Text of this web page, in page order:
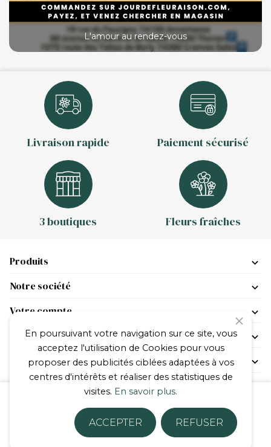
L'amour au rendez-vous
Livraison rapide Paiement sécurisé
3 boutiques Fleurs fraîches
Produits
Notre société
Votre compte
Conditions
JOUR DE FLEURAISON
En poursuivant votre navigation sur ce site, vous
acceptez l'utilisation de Cookies pour vous
proposer des publicités ciblées adaptées à vos
centres d'intérêts et réaliser des statistiques de
visites. En savoir plus.
ACCEPTER REFUSER
close